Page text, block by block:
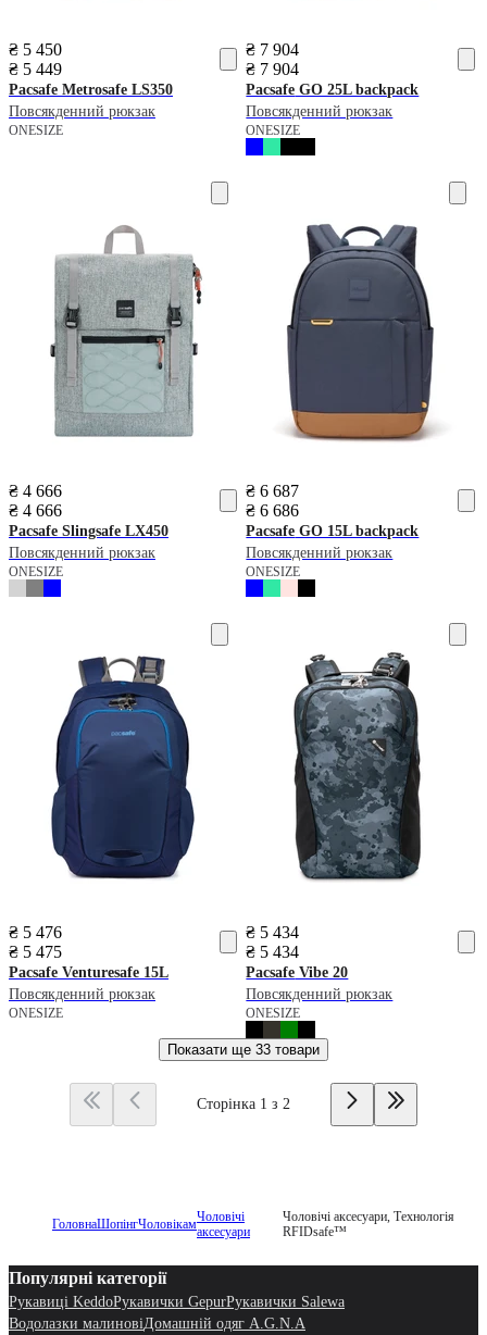
₴ 5 450
₴ 5 449
Pacsafe Metrosafe LS350
Повсякденний рюкзак
ONESIZE
₴ 7 904
₴ 7 904
Pacsafe GO 25L backpack
Повсякденний рюкзак
ONESIZE
₴ 4 666
₴ 4 666
Pacsafe Slingsafe LX450
Повсякденний рюкзак
ONESIZE
₴ 6 687
₴ 6 686
Pacsafe GO 15L backpack
Повсякденний рюкзак
ONESIZE
₴ 5 476
₴ 5 475
Pacsafe Venturesafe 15L
Повсякденний рюкзак
ONESIZE
₴ 5 434
₴ 5 434
Pacsafe Vibe 20
Повсякденний рюкзак
ONESIZE
Показати ще 33 товари
Сторінка 1 з 2
ГоловнаШопінгЧоловікамЧоловічі
аксесуари
Чоловічі аксесуари, Технологія
RFIDsafe™
Популярні категорії
Рукавиці KeddoРукавички GepurРукавички Salewa
Водолазки малиновіДомашній одяг A.G.N.A